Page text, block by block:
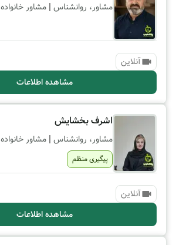
مشاور، روانشناس | مشاور خانواده
آنلاین
مشاهده اطلاعات
اشرف بخشایش
مشاور، روانشناس | مشاور خانواده
پیگیری منظم
آنلاین
مشاهده اطلاعات